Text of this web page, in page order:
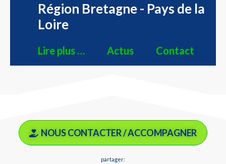
Région Bretagne - Pays de la
Loire
Lire plus … Actus Contact
NOUS CONTACTER / ACCOMPAGNER
partager: